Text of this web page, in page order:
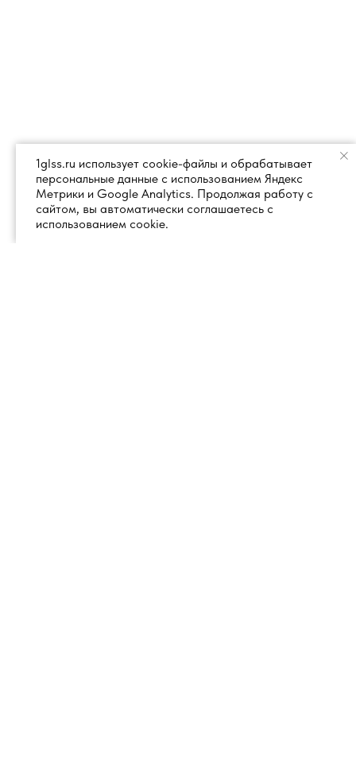
1glss.ru использует cookie-файлы и обрабатывает
персональные данные с использованием Яндекс
Метрики и Google Analytics. Продолжая работу с
сайтом, вы автоматически соглашаетесь с
использованием cookie.